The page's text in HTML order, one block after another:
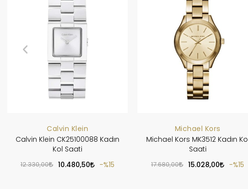
Calvin Klein
Calvin Klein CK25100088 Kadın
Kol Saati
12.330,00 10.480,50 %15
Michael Kors
Michael Kors MK3512 Kadın Kol
Saati
17.680,00 15.028,00 %15